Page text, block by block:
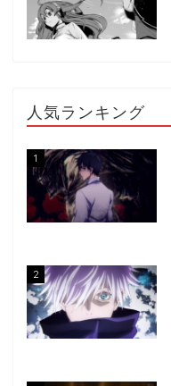
人気ランキング
1
2